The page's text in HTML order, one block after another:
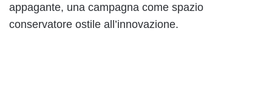
appagante, una campagna come spazio
conservatore ostile all’innovazione.